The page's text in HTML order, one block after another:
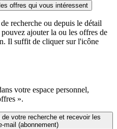
offres qui vous intéressent
recherche ou depuis le détail
ajouter la ou les offres de
Il suffit de cliquer sur l'icône
votre espace personnel,
».
votre recherche et recevoir les
mail (abonnement)